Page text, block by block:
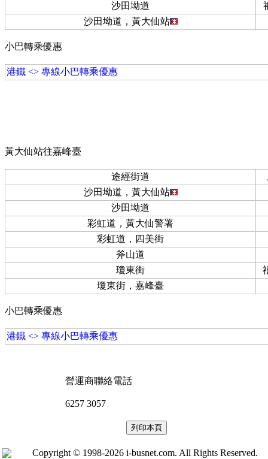
沙田坳道
沙田坳道，黃大仙站
小巴轉乘優惠
港鐵 <> 專線小巴轉乘優惠
黃大仙站往嘉峰臺
途經街道
沙田坳道，黃大仙站
沙田坳道
彩虹道，黃大仙警署
彩虹道，四美街
斧山道
瓊東街
瓊東街，嘉峰臺
小巴轉乘優惠
港鐵 <> 專線小巴轉乘優惠
營運商聯絡電話
6257 3057
Copyright © 1998-2026 i-busnet.com. All Rights Reserved.